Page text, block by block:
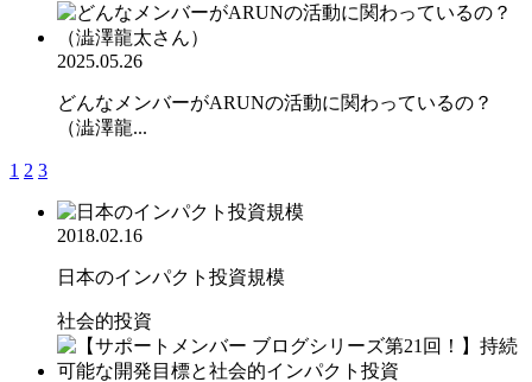
2025.05.26
どんなメンバーがARUNの活動に関わっているの？
（澁澤龍...
1 2 3
2018.02.16
日本のインパクト投資規模
社会的投資